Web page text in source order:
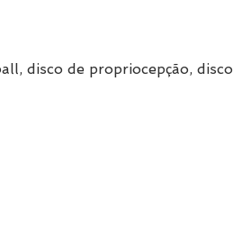
disco de propriocepção, disco